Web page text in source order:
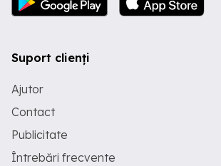
Suport clienți
Ajutor
Contact
Publicitate
Întrebări frecvente